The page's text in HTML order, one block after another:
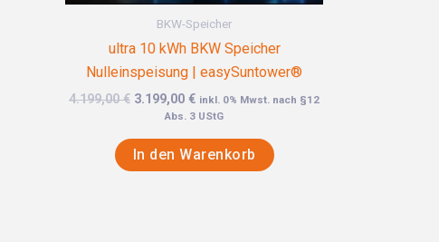
BKW-Speicher
ultra 10 kWh BKW Speicher
Nulleinspeisung | easySuntower®
4.199,00€ 3.199,00 € inkl. 0% Mwst. nach §12
Abs. 3 UStG
In den Warenkorb